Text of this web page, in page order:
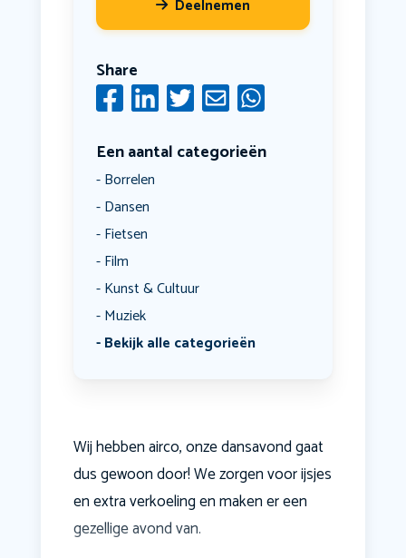
Deelnemen
Share
Een aantal categorieën
Borrelen
Dansen
Fietsen
Film
Kunst & Cultuur
Muziek
Bekijk alle categorieën
Wij hebben airco, onze dansavond gaat
dus gewoon door! We zorgen voor ijsjes
en extra verkoeling en maken er een
gezellige avond van.